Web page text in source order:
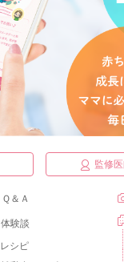
監修
Ｑ＆Ａ
体験談
レシピ